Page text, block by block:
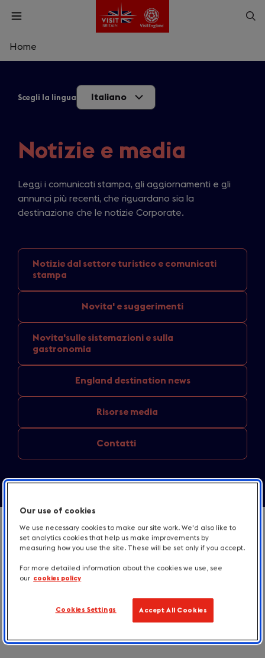
Skip
content
Open
Enter
a
Home
Scegli la lingua Italiano
Notizie e media
Leggi i comunicati stampa, gli aggiornamenti e gli
annunci più recenti, che riguardano sia la
destinazione che le notizie Corporate.
Notizie dal settoreturistico e comunicati
stampa
Novita' e suggerimenti
Novita'sulle sistemazioni e sulla
gastronomia
England destination news
Risorse media
Contatti
Intro
Resta aggiornato con le nostre notizie
Corporate e di settore, con idee per
ispirarti sulle destinazioni e le informazioni
sui prodotti ed esperienze. Continua a
leggere per conoscere le ultime analisi, i
Our use of cookies
We use necessary cookies to make our site work. We'd also like to
set analytics cookies that help us make improvements by
measuring how you use the site. These will be set only if you accept.
For more detailed information about the cookies we use, see
our cookies policy
Cookies Settings Accept All Cookies